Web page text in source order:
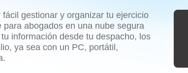
gestionar y organizar tu ejercicio
para abogados en una nube segura
información desde tu despacho, los
ya sea con un PC, portátil,